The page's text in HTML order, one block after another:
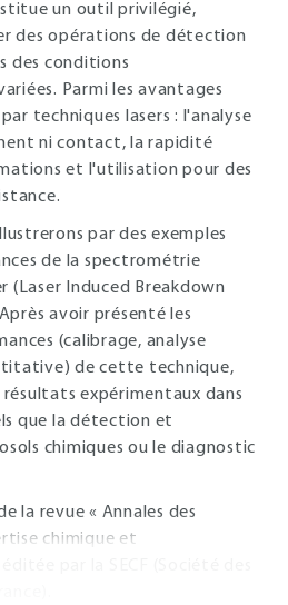
un outil privilégié,
des opérations de détection
des conditions
Parmi les avantages
techniques lasers : l'analyse
ni contact, la rapidité
et l'utilisation pour des
par des exemples
de la spectrométrie
(Laser Induced Breakdown
avoir présenté les
(calibrage, analyse
de cette technique,
expérimentaux dans
que la détection et
chimiques ou le diagnostic
la revue « Annales des
chimique et